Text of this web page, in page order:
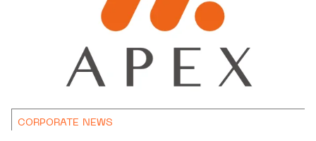
CORPORATE NEWS